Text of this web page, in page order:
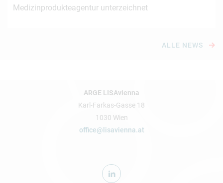
Medizinprodukteagentur unterzeichnet
ALLE NEWS
ARGE LISAvienna
Karl-Farkas-Gasse 18
1030 Wien
office@lisavienna.at